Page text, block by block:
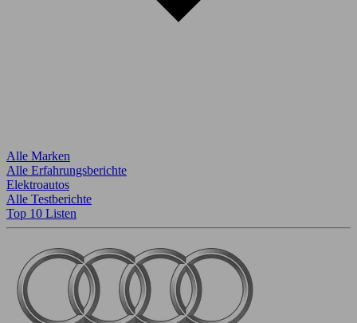
Alle Marken
Alle Erfahrungsberichte
Elektroautos
Alle Testberichte
Top 10 Listen